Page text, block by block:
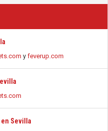
y feverup.com
Sevilla